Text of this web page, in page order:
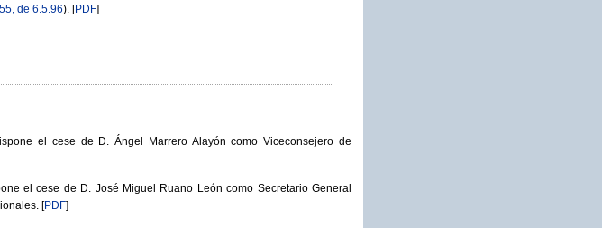
de 6.5.96). [PDF]
el cese de D. Ángel Marrero Alayón como Viceconsejero de
el cese de D. José Miguel Ruano León como Secretario General
[PDF]